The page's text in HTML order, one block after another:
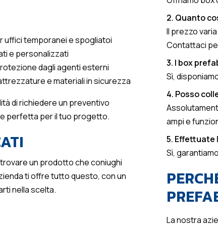
temporanei e spogliatoi
e personalizzati
dagli agenti esterni
e materiali in sicurezza
di richiedere un preventivo
perfetta per il tuo progetto.
un prodotto che coniughi
ti offre tutto questo, con un
nella scelta.
2. Quanto
Il prezzo
Contattaci
3. I box
Sì,
4. Posso
ampi e
5. Effettuate
Sì,
La nostra